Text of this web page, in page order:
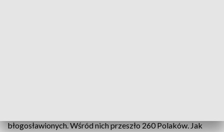
błogosławionych. Wśród nich przeszło 260 Polaków. Jak